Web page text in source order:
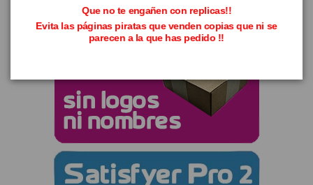
Que no te engañen con replicas!!
Evita las páginas piratas que venden copias que ni se
parecen a la que has pedido !!